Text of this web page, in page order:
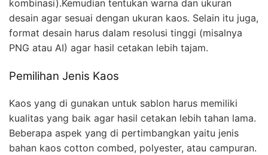
kombinasi).Kemudian tentukan warna dan ukuran
desain agar sesuai dengan ukuran kaos. Selain itu juga,
format desain harus dalam resolusi tinggi (misalnya
PNG atau AI) agar hasil cetakan lebih tajam.
Pemilihan Jenis Kaos
Kaos yang di gunakan untuk sablon harus memiliki
kualitas yang baik agar hasil cetakan lebih tahan lama.
Beberapa aspek yang di pertimbangkan yaitu jenis
bahan kaos cotton combed, polyester, atau campuran.